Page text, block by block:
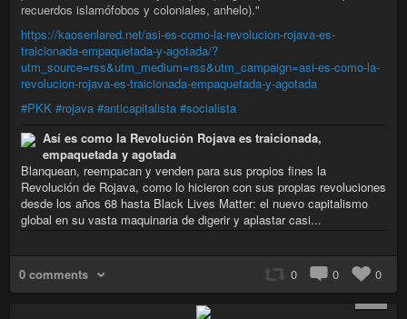
recuerdos islamófobos y coloniales, anhelo)."
https://kaosenlared.net/asi-es-como-la-revolucion-rojava-es-
traicionada-empaquetada-y-agotada/?
utm_source=rss&utm_medium=rss&utm_campaign=asi-es-como-la-
revolucion-rojava-es-traicionada-empaquetada-y-agotada
#PKK #rojava #anticapitalista #socialista
Así es como la Revolución Rojava es traicionada,
empaquetada y agotada
Blanquean, reempacan y venden para sus propios fines la
Revolución de Rojava, como lo hicieron con sus propias revoluciones
desde los años 68 hasta Black Lives Matter: el nuevo capitalismo
global en su vasta maquinaria de digerir y aplastar casi...
0 comments 0 0
0